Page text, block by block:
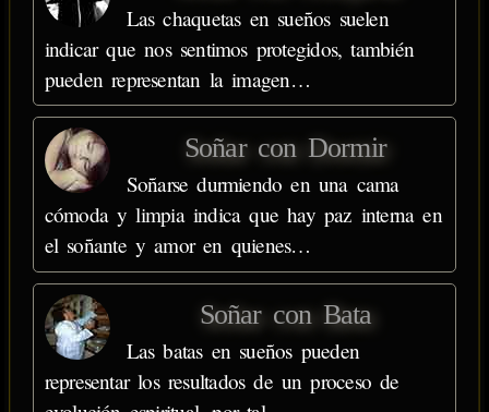
Las chaquetas en sueños suelen
indicar que nos sentimos protegidos, también
pueden representan la imagen…
Soñar con Dormir
Soñarse durmiendo en una cama
cómoda y limpia indica que hay paz interna en
el soñante y amor en quienes…
Soñar con Bata
Las batas en sueños pueden
representar los resultados de un proceso de